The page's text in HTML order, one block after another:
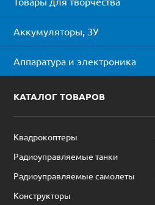
Аккумуляторы, ЗУ
Аппаратура и электроника
КАТАЛОГ ТОВАРОВ
Квадрокоптеры
Радиоуправляемые танки
Радиоуправляемые самолеты
Конструкторы